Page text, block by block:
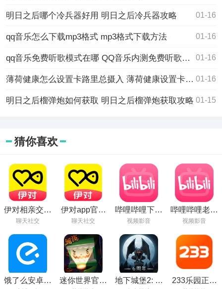
明日之后哪个冷兵器好用 明日之后冷兵器攻略 01-16
qq音乐怎么下载mp3格式 mp3格式下载方法 01-16
qq音乐免费听歌模式在哪 QQ音乐内测免费听歌模式 01-16
薄荷健康怎么设置卡路里总摄入 薄荷健康设置卡路里总摄入教程 01-16
明日之后榴弹炮如何获取 明日之后榴弹炮获取攻略 01-15
猜你喜欢
伊对相亲交友
免费下载
聊天社交
伊对app官方
下载
聊天社交
哔哩哔哩下载
2024安卓最新
视频影音
哔哩哔哩老版
本6.79.0
视频影音
饿了么安卓最
迷你世界官服
地下城堡2: 黑
233乐园正版